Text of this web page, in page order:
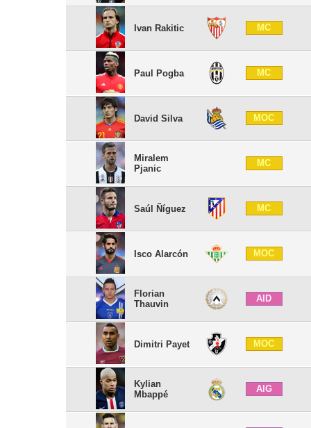
Ivan Rakitic MC
Paul Pogba MC
David Silva MOC
Miralem
Pjanic
MC
Saúl Ñíguez MC
Isco Alarcón MOC
Florian
Thauvin
AID
Dimitri Payet MOC
Kylian
Mbappé
AIG